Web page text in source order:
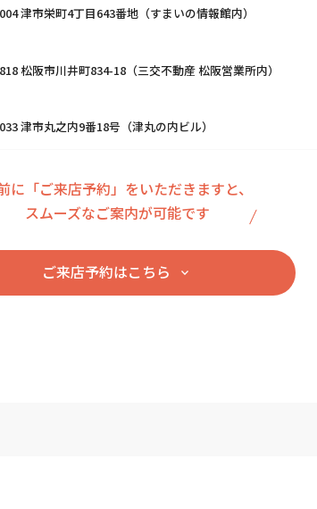
津市栄町4丁目643番地（すまいの情報館内）
松阪市川井町834-18（三交不動産 松阪営業所内）
津市丸之内9番18号（津丸の内ビル）
に「ご来店予約」をいただきますと、
スムーズなご案内が可能です
ご来店予約はこちら